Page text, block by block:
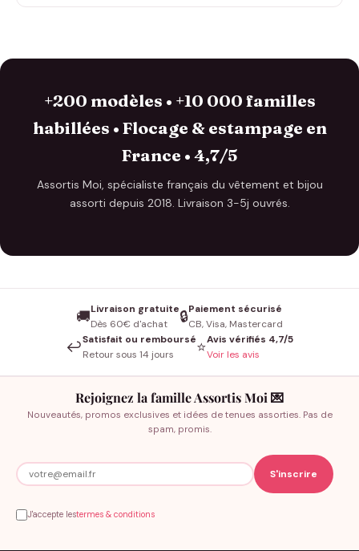
+200 modèles • +10 000 familles
habillées • Flocage & estampage en
France • 4,7/5
Assortis Moi, spécialiste français du vêtement et bijou
assorti depuis 2018. Livraison 3-5j ouvrés.
🚚Livraison gratuite
Dès 60€ d'achat
🔒Paiement sécurisé
CB, Visa, Mastercard
↩️Satisfait ou remboursé
Retour sous 14 jours
⭐Avis vérifiés 4,7/5
Voir les avis
Rejoignez la famille Assortis Moi 💌
Nouveautés, promos exclusives et idées de tenues assorties. Pas de
spam, promis.
J'accepte lestermes & conditions